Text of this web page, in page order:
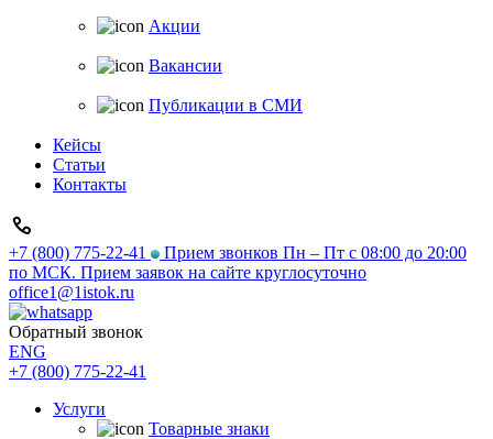
Акции
Вакансии
Публикации в СМИ
Кейсы
Статьи
Контакты
+7 (800) 775-22-41
Прием звонков Пн – Пт с 08:00 до 20:00
по МСК. Прием заявок на сайте круглосуточно
office1@1istok.ru
Обратный звонок
ENG
+7 (800) 775-22-41
Услуги
Товарные знаки